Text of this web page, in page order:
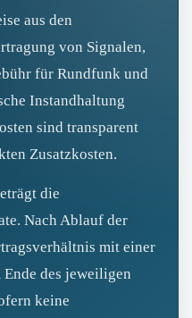
aus den
von Signalen,
für Rundfunk und
Instandhaltung
sind transparent
Zusatzkosten.
die
Nach Ablauf der
mit einer
des jeweiligen
keine